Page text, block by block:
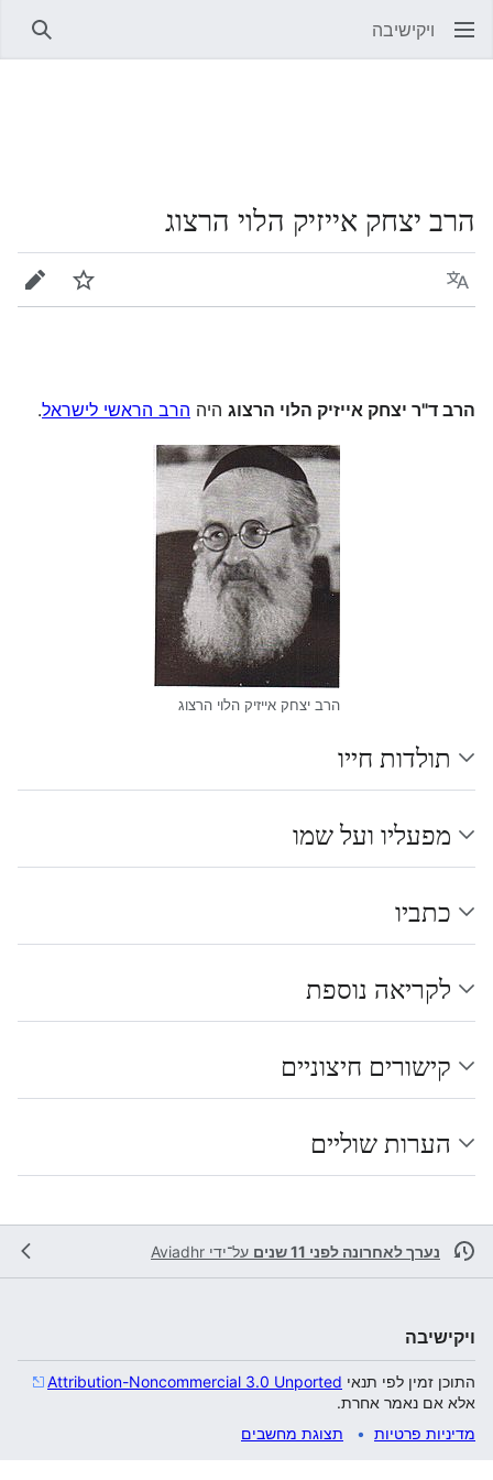
ויקישיבה
הרב יצחק אייזיק הלוי הרצוג
שפה מעקב
הרב ד"ר יצחק אייזיק הלוי הרצוג היה הרב הראשי לישראל.
הרב יצחק אייזיק הלוי הרצוג
תולדות חייו
מפעליו ועל שמו
כתביו
לקריאה נוספת
קישורים חיצוניים
הערות שוליים
נערך לאחרונה לפני 11 שנים על־ידי Aviadhr
ויקישיבה
התוכן זמין לפי תנאי Attribution-Noncommercial 3.0 Unported
אלא אם נאמר אחרת.
מדיניות פרטיות
תצוגת מחשבים